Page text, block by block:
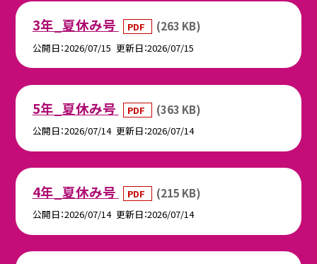
3年_夏休み号 PDF (263 KB)
公開日 2026/07/15 更新日 2026/07/15
5年_夏休み号 PDF (363 KB)
公開日 2026/07/14 更新日 2026/07/14
4年_夏休み号 PDF (215 KB)
公開日 2026/07/14 更新日 2026/07/14